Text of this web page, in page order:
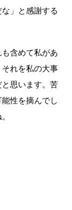
」と感謝する
も含めて私があ
れを私の大事
思います。苦
性を摘んでし